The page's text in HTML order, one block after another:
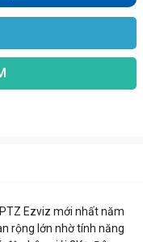
Ezviz mới nhất năm
rộng lớn nhờ tính năng